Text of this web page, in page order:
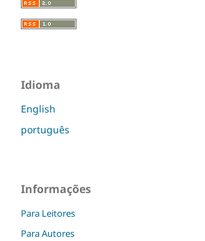
Idioma
English
português
Informações
Para Leitores
Para Autores